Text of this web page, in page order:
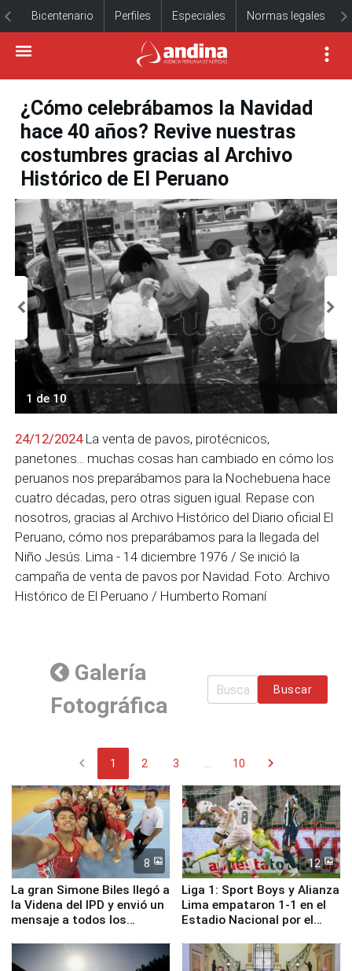
Bicentenario Perfiles Especiales Normas legales
¿Cómo celebrábamos la Navidad
hace 40 años? Revive nuestras
costumbres gracias al Archivo
Histórico de El Peruano
1 de 10
24/12/2024La venta de pavos, pirotécnicos,
panetones... muchas cosas han cambiado en cómo los
peruanos nos preparábamos para la Nochebuena hace
cuatro décadas, pero otras siguen igual. Repase con
nosotros, gracias al Archivo Histórico del Diario oficial El
Peruano, cómo nos preparábamos para la llegada del
Niño Jesús. Lima - 14 diciembre 1976 / Se inició la
campaña de venta de pavos por Navidad. Foto: Archivo
Histórico de El Peruano / Humberto Romaní
Galería
Fotográfica
Buscar
chevron_left 1 2 3 ... 10 chevron_right
8
La gran Simone Biles llegó a
la Videna del IPD y envió un
mensaje a todos los
12
Liga 1: Sport Boys y Alianza
Lima empataron 1-1 en el
Estadio Nacional por el